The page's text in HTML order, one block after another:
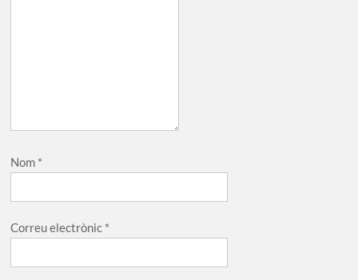
Nom *
Correu electrònic *